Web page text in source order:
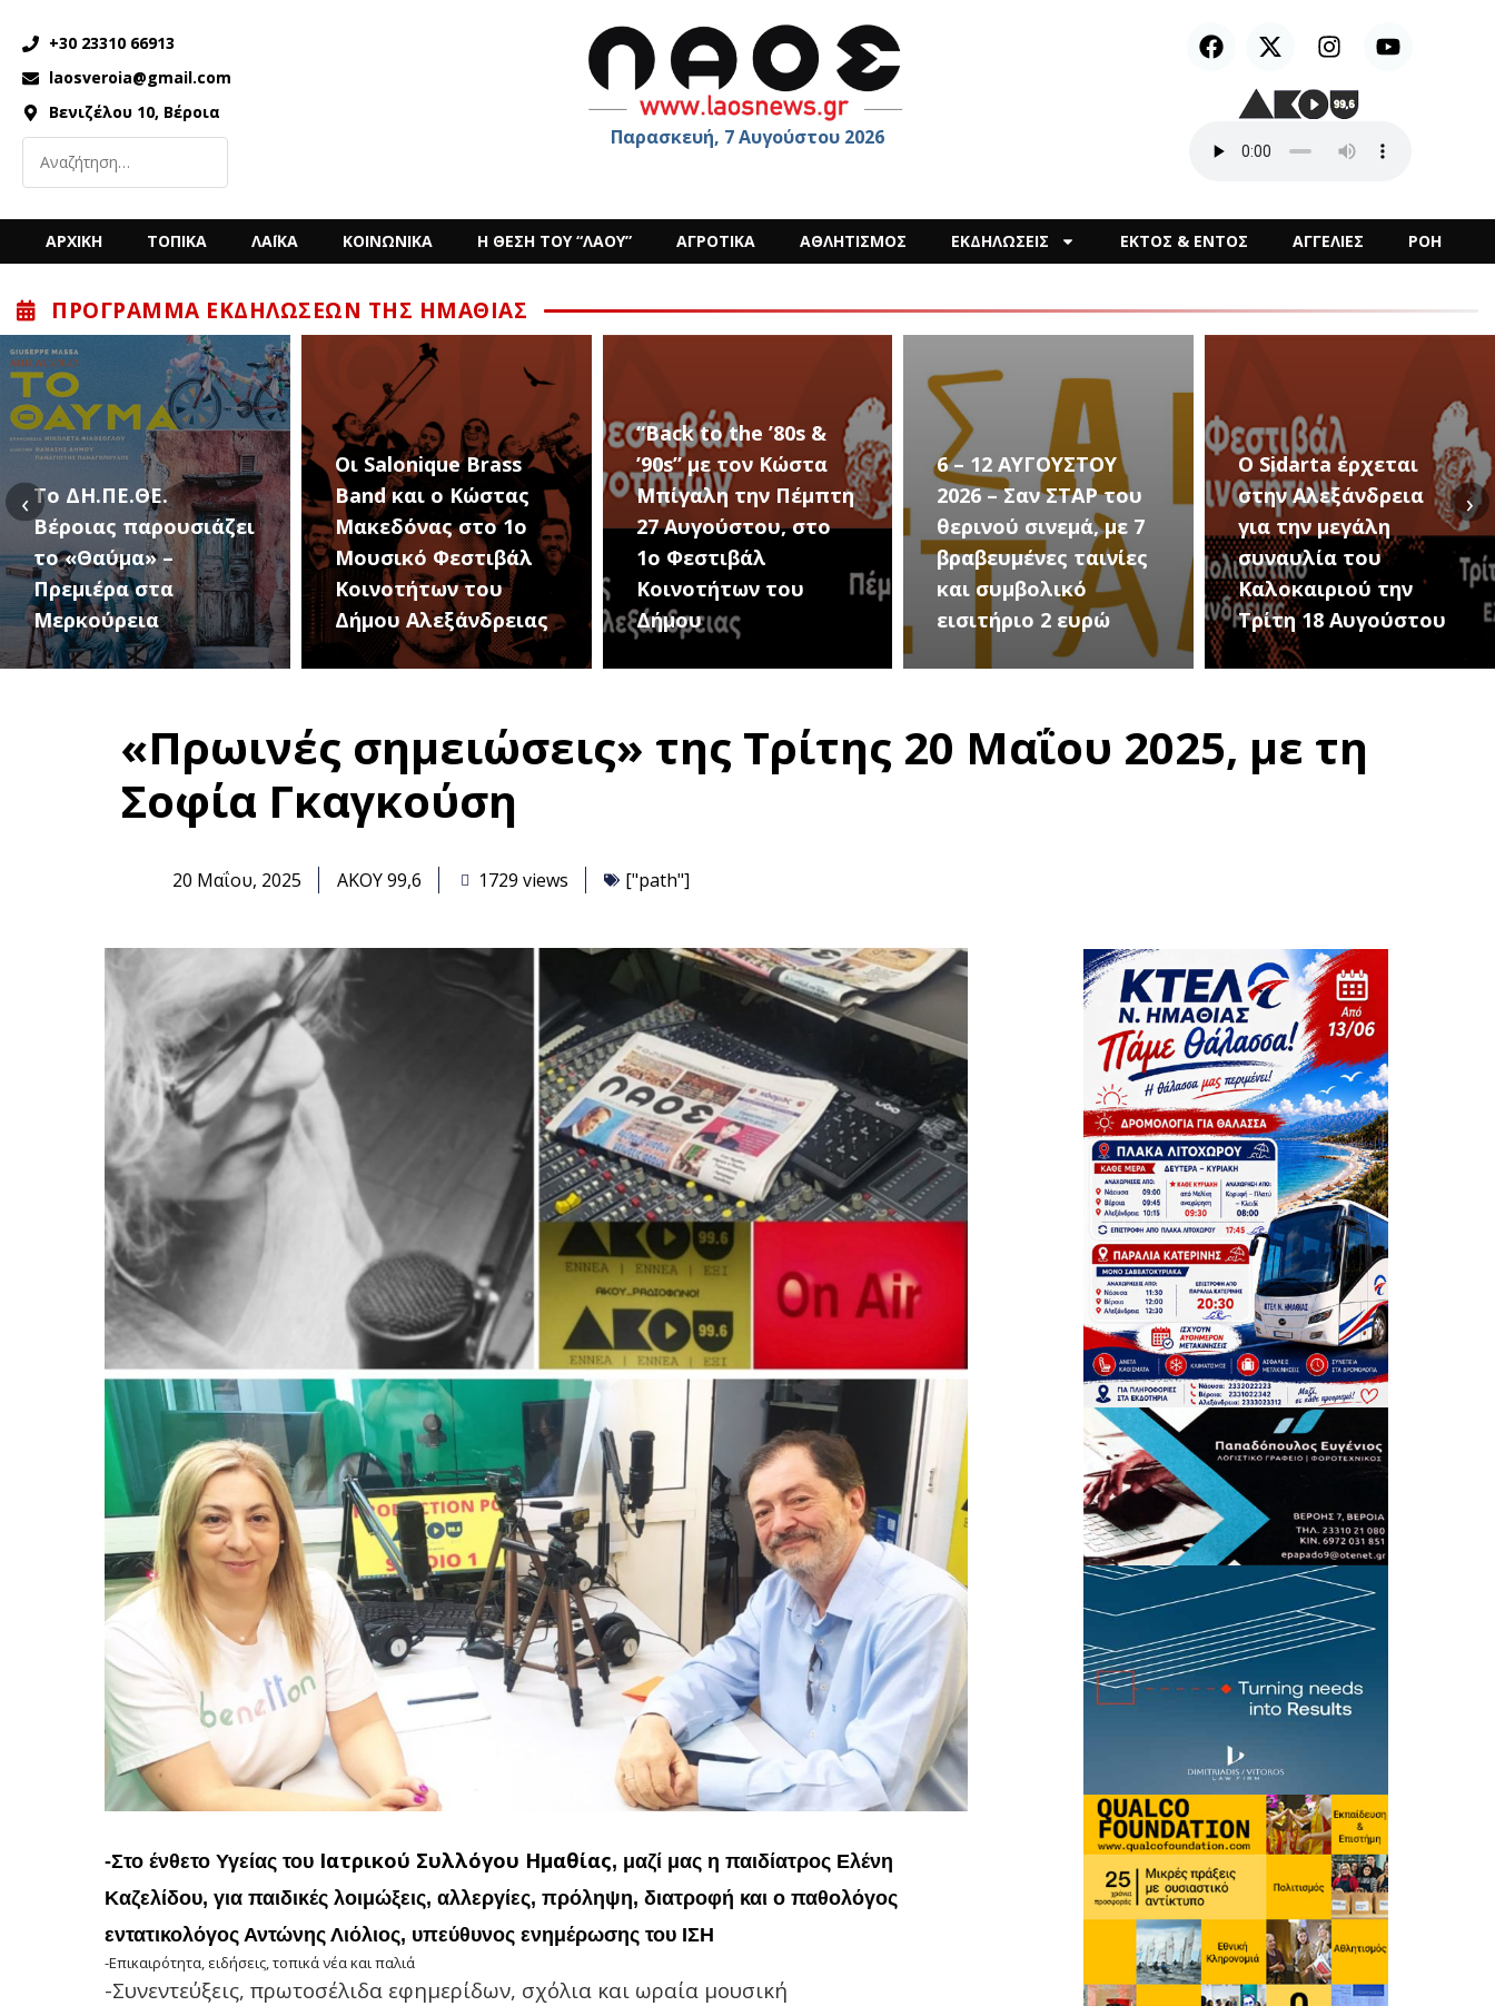
+30 23310 66913
laosveroia@gmail.com
Βενιζέλου 10, Βέροια
Παρασκευή, 7 Αυγούστου 2026
ΑΡΧΙΚΗ ΤΟΠΙΚΑ ΛΑΪΚΑ ΚΟΙΝΩΝΙΚΑ Η ΘΕΣΗ ΤΟΥ “ΛΑΟΥ” ΑΓΡΟΤΙΚΑ ΑΘΛΗΤΙΣΜΟΣ ΕΚΔΗΛΩΣΕΙΣ ΕΚΤΟΣ & ΕΝΤΟΣ ΑΓΓΕΛΙΕΣ ΡΟΗ
ΠΡΌΓΡΑΜΜΑ ΕΚΔΗΛΏΣΕΩΝ ΤΗΣ ΗΜΑΘΊΑΣ
Οι Salonique Brass
Band και ο Κώστας
Μακεδόνας στο 1ο
Μουσικό Φεστιβάλ
Κοινοτήτων του
Δήμου Αλεξάνδρειας
“Back to the ’80s &
’90s” με τον Κώστα
Μπίγαλη την Πέμπτη
27 Αυγούστου, στο
1ο Φεστιβάλ
Κοινοτήτων του
Δήμου
6 – 12 ΑΥΓΟΥΣΤΟΥ
2026 – Σαν ΣΤΑΡ του
θερινού σινεμά, με 7
βραβευμένες ταινίες
και συμβολικό
εισιτήριο 2 ευρώ
Ο Sidarta έρχεται
στην Αλεξάνδρεια
για την μεγάλη
συναυλία του
Καλοκαιριού την
Τρίτη 18 Αυγούστου
Καλλιτεχνικές
Εκδηλώσεις Νέου
Προδρόμου Ημαθίας
(Μεταμόρφωση του
Σωτήρος)
‹ ›
«Πρωινές σημειώσεις» της Τρίτης 20 Μαΐου 2025, με τη
Σοφία Γκαγκούση
20 Μαΐου, 2025 ΑΚΟΥ 99,6 1729 views ["path"]
-Στο ένθετο Υγείας του Ιατρικού Συλλόγου Ημαθίας, μαζί μας η παιδίατρος Ελένη
Καζελίδου, για παιδικές λοιμώξεις, αλλεργίες, πρόληψη, διατροφή και ο παθολόγος
εντατικολόγος Αντώνης Λιόλιος, υπεύθυνος ενημέρωσης του ΙΣΗ
-Επικαιρότητα, ειδήσεις, τοπικά νέα και παλιά
-Συνεντεύξεις, πρωτοσέλιδα εφημερίδων, σχόλια και ωραία μουσική